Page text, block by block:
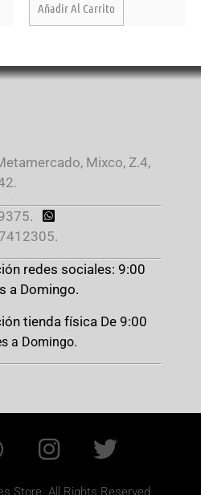
Añadir Al Carrito
Mixco, Z.4,
redes sociales: 9:00
a Domingo.
tienda física De 9:00
a Domingo.
Store. All Rights Reserved.